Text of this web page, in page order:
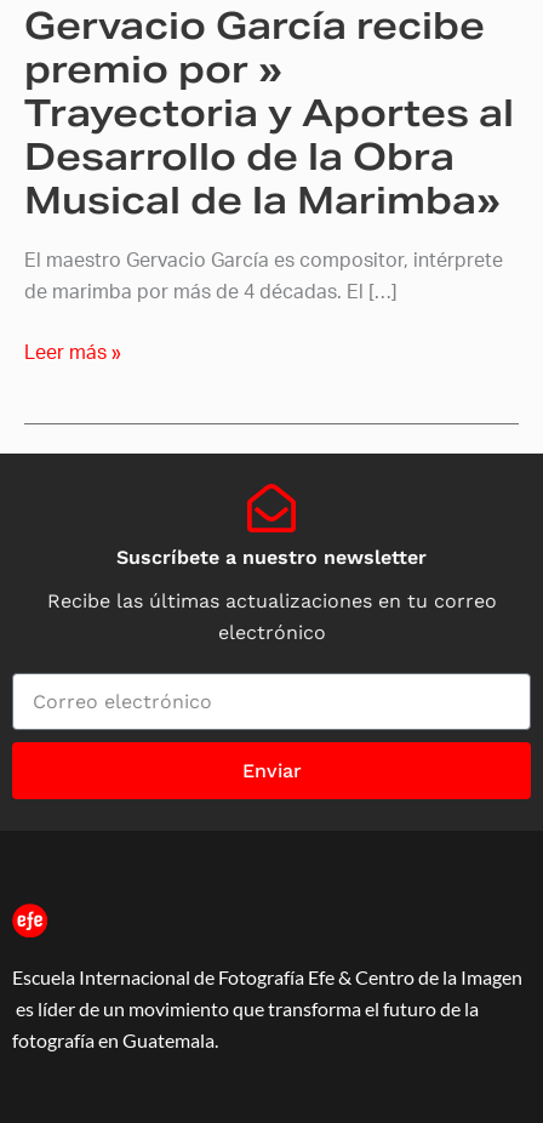
Gervacio García recibe
premio por »
Trayectoria y Aportes al
Desarrollo de la Obra
Musical de la Marimba»
El maestro Gervacio García es compositor, intérprete
de marimba por más de 4 décadas. El […]
Aportes
Desarrollo
la
Obra
Musical
la
Marimba»
Leer más »
Suscríbete a nuestro newsletter
Recibe las últimas actualizaciones en tu correo
electrónico
Enviar
Escuela Internacional de Fotografía Efe & Centro de la Imagen
es líder de un movimiento que transforma el futuro de la
fotografía en Guatemala.